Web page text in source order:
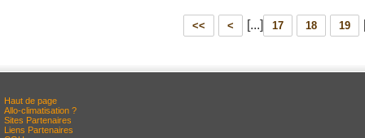
<< < [...] 17 18 19
Haut de page
Allo-climatisation ?
Sites Partenaires
Liens Partenaires